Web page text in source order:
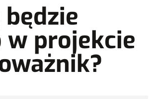
będzie
w projekcie